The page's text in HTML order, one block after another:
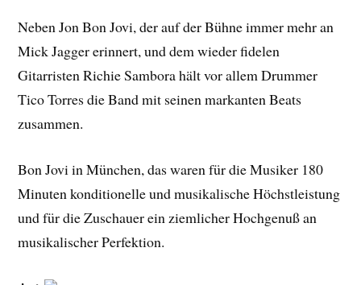
Neben Jon Bon Jovi, der auf der Bühne immer mehr an
Mick Jagger erinnert, und dem wieder fidelen
Gitarristen Richie Sambora hält vor allem Drummer
Tico Torres die Band mit seinen markanten Beats
zusammen.
Bon Jovi in München, das waren für die Musiker 180
Minuten konditionelle und musikalische Höchstleistung
und für die Zuschauer ein ziemlicher Hochgenuß an
musikalischer Perfektion.